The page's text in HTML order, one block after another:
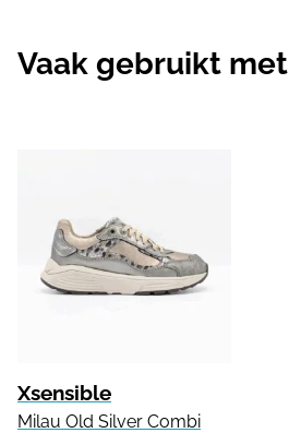
Vaak gebruikt met
Xsensible
Milau Old Silver Combi